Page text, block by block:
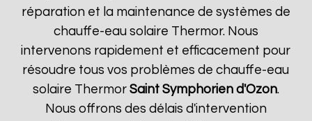
réparation et la maintenance de systèmes de
chauffe-eau solaire Thermor. Nous
intervenons rapidement et efficacement pour
résoudre tous vos problèmes de chauffe-eau
solaire Thermor Saint Symphorien d'Ozon.
Nous offrons des délais d'intervention